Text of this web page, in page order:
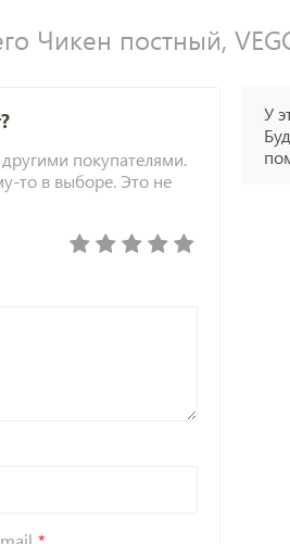
Чикен постный,
покупателями.
то в выборе. Это не
У